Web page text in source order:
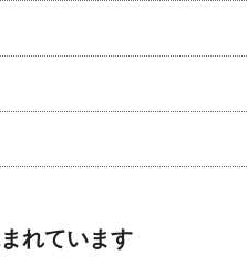
れています